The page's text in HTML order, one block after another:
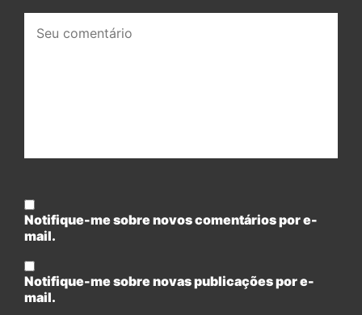
comentário:
Notifique-me sobre novos comentários por e-
mail.
Notifique-me sobre novas publicações por e-
mail.